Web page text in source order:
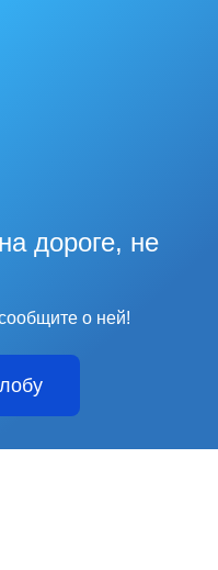
дороге, не
о ней!